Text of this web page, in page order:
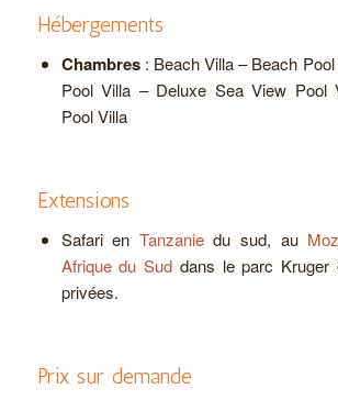
Hébergements
Chambres: Beach Villa – Beach
Pool Villa – Deluxe Sea View Pool
Pool Villa
Extensions
Safari en Tanzaniedu sud, au
Afrique du Sud dans le parc Kruger
privées.
Prix sur demande